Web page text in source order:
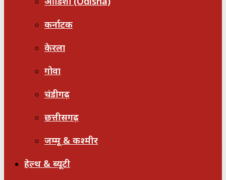
कर्नाटक
केरला
गोवा
चंडीगढ़
छत्तीसगढ़
जम्मू & कश्मीर
हेल्थ & ब्यूटी